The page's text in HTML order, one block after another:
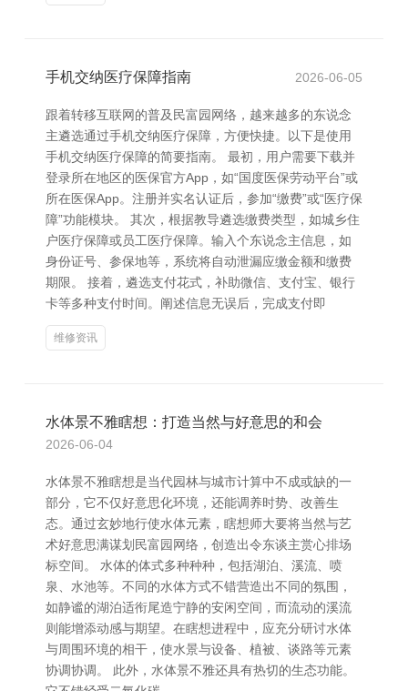
手机交纳医疗保障指南 2026-06-05
跟着转移互联网的普及民富园网络，越来越多的东说念
主遴选通过手机交纳医疗保障，方便快捷。以下是使用
手机交纳医疗保障的简要指南。 最初，用户需要下载并
登录所在地区的医保官方App，如“国度医保劳动平台”或
所在医保App。注册并实名认证后，参加“缴费”或“医疗保
障”功能模块。 其次，根据教导遴选缴费类型，如城乡住
户医疗保障或员工医疗保障。输入个东说念主信息，如
身份证号、参保地等，系统将自动泄漏应缴金额和缴费
期限。 接着，遴选支付花式，补助微信、支付宝、银行
卡等多种支付时间。阐述信息无误后，完成支付即
维修资讯
水体景不雅瞎想：打造当然与好意思的和会
2026-06-04
水体景不雅瞎想是当代园林与城市计算中不成或缺的一
部分，它不仅好意思化环境，还能调养时势、改善生
态。通过玄妙地行使水体元素，瞎想师大要将当然与艺
术好意思满谋划民富园网络，创造出令东谈主赏心排场
标空间。 水体的体式多种种种，包括湖泊、溪流、喷
泉、水池等。不同的水体方式不错营造出不同的氛围，
如静谧的湖泊适衔尾造宁静的安闲空间，而流动的溪流
则能增添动感与期望。在瞎想进程中，应充分研讨水体
与周围环境的相干，使水景与设备、植被、谈路等元素
协调协调。 此外，水体景不雅还具有热切的生态功能。